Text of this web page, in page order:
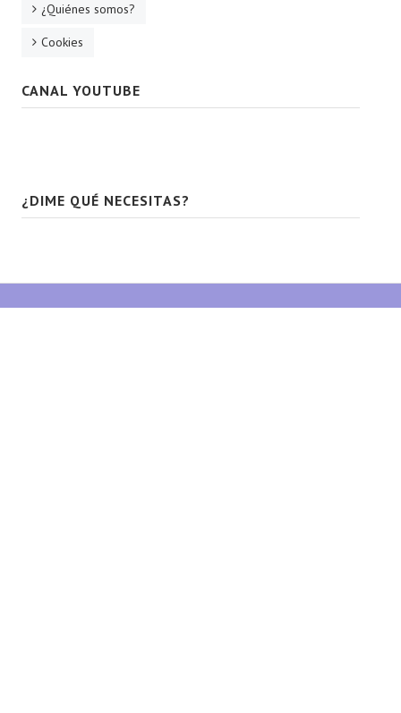
¿Quiénes somos?
Cookies
CANAL YOUTUBE
¿DIME QUÉ NECESITAS?